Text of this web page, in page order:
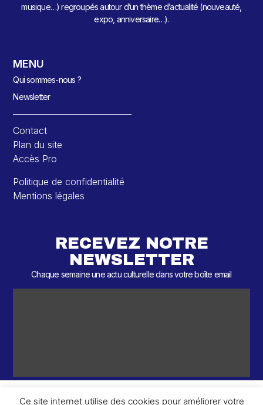
musique…) regroupés autour d’un thème d’actualité (nouveauté,
expo, anniversaire…).
MENU
Qui sommes-nous ?
Newsletter
Contact
Plan du site
Accès Pro
Politique de confidentialité
Mentions légales
RECEVEZ NOTRE
NEWSLETTER
Chaque semaine une actu culturelle dans votre boîte email
Ce site internet utilise des cookies pour améliorer votre